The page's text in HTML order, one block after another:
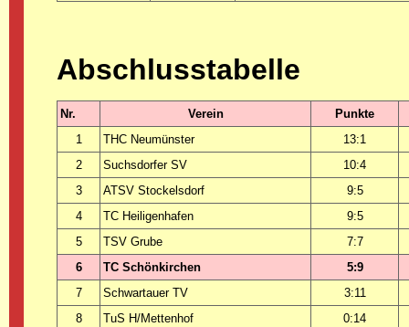
Abschlusstabelle
Nr. Verein
Punkte
1
THC Neumünster
13:1
2
Suchsdorfer SV
10:4
3
ATSV Stockelsdorf
9:5
4
TC Heiligenhafen
9:5
5
TSV Grube
7:7
6
TC Schönkirchen
5:9
7
Schwartauer TV
3:11
8
TuS H/Mettenhof 0:14